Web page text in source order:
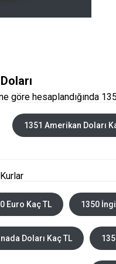
göre hesaplandığında
1351 Amerikan Doları
Euro Kaç TL 1350
Doları Kaç TL